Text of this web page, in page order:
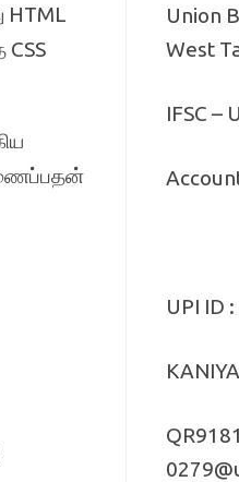
Union
West
IFSC –
UPI ID :